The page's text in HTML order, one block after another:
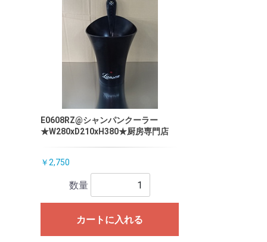
E0608RZ@シャンパンクーラー
★W280xD210xH380★厨房専門店
￥2,750
数量
カートに入れる